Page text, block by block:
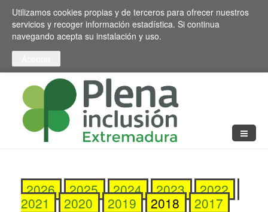
Pasar al contenido principal
Toggle high contrast
Utilizamos cookies propias y de terceros para ofrecer nuestros
servicios y recoger información estadística. Si continua
navegando acepta su instalación y uso.
2026 2025 2024 2023 2022
2021 2020 2019 2018 2017